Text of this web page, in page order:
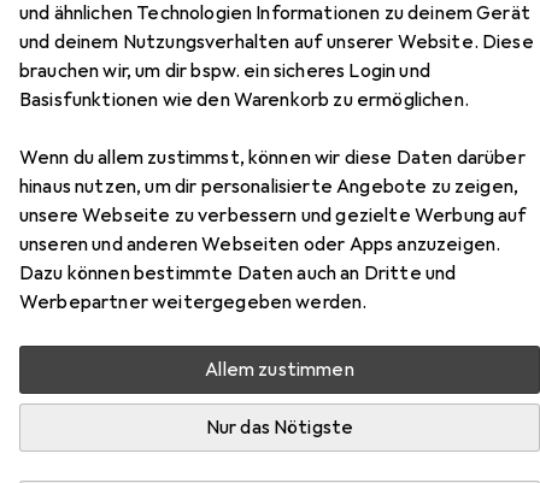
und ähnlichen Technologien Informationen zu deinem Gerät
und deinem Nutzungsverhalten auf unserer Website. Diese
brauchen wir, um dir bspw. ein sicheres Login und
Basisfunktionen wie den Warenkorb zu ermöglichen.
Wenn du allem zustimmst, können wir diese Daten darüber
hinaus nutzen, um dir personalisierte Angebote zu zeigen,
unsere Webseite zu verbessern und gezielte Werbung auf
unseren und anderen Webseiten oder Apps anzuzeigen.
Dazu können bestimmte Daten auch an Dritte und
Werbepartner weitergegeben werden.
Allem zustimmen
Nur das Nötigste
EUR
79,90
Snapstyle
Hochflor Langflor Teppich
Cottage
Zubehör für Snapstyle Hochflor
Langflor Teppich Cottage
Hier findest du passendes Zubehör zum Produkt
Snapstyle Hochflor Langflor Teppich Cottage aus den
Kategorien Nassreiniger Zubehör und Reinigungsmittel.